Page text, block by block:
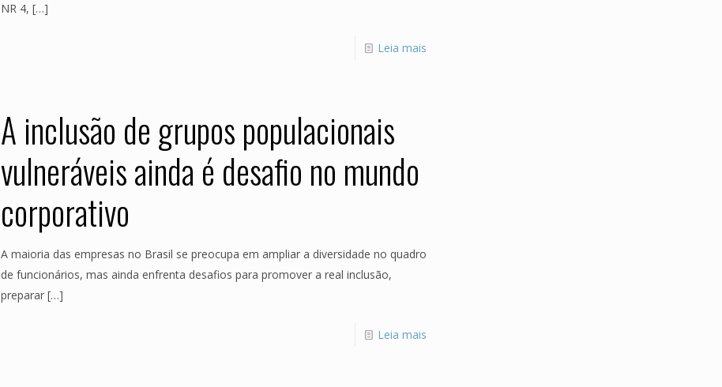
NR 4, […]
Leia mais
A inclusão de grupos populacionais
vulneráveis ainda é desafio no mundo
corporativo
A maioria das empresas no Brasil se preocupa em ampliar a diversidade no quadro
de funcionários, mas ainda enfrenta desafios para promover a real inclusão,
preparar[…]
Leia mais